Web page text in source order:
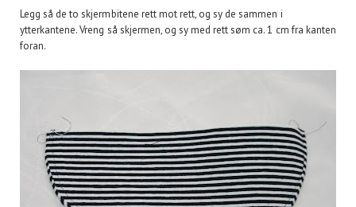
Legg så de to skjermbitene rett mot rett, og sy de sammen i
ytterkantene. Vreng så skjermen, og sy med rett søm ca. 1 cm fra kanten
foran.